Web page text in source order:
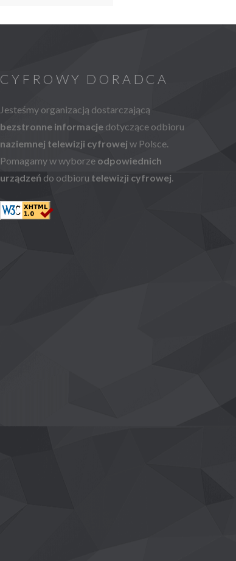
CYFROWY DORADCA
Jesteśmy organizacją dostarczającą
bezstronne informacjedotyczące odbioru
naziemnej telewizji cyfrowej w Polsce.
Pomagamy w wyborze odpowiednich
urządzeń do odbioru telewizji cyfrowej.